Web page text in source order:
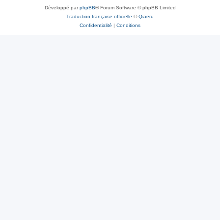
Développé parphpBB® Forum Software © phpBB Limited
Traduction française officielle ©Qiaeru
Confidentialité | Conditions